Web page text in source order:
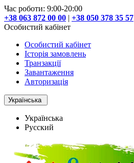
Час роботи: 9:00-20:00
+38 063 872 00 00 | +38 050 378 35 57
Особистий кабінет
Особистий кабінет
Історія замовлень
Транзакції
Завантаження
Авторизація
Українська
Українська
Русский